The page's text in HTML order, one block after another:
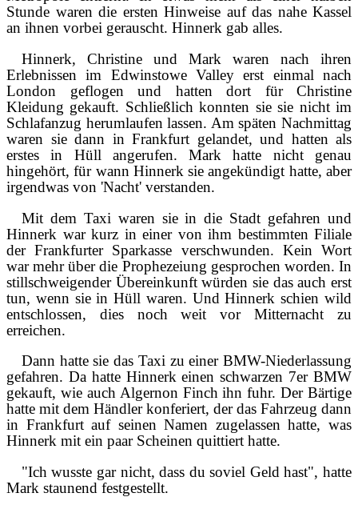
Stunde waren die ersten Hinweise auf das nahe Kassel
an ihnen vorbei gerauscht. Hinnerk gab alles.
Hinnerk, Christine und Mark waren nach ihren
Erlebnissen im Edwinstowe Valley erst einmal nach
London geflogen und hatten dort für Christine
Kleidung gekauft. Schließlich konnten sie sie nicht im
Schlafanzug herumlaufen lassen. Am späten Nachmittag
waren sie dann in Frankfurt gelandet, und hatten als
erstes in Hüll angerufen. Mark hatte nicht genau
hingehört, für wann Hinnerk sie angekündigt hatte, aber
irgendwas von 'Nacht' verstanden.
Mit dem Taxi waren sie in die Stadt gefahren und
Hinnerk war kurz in einer von ihm bestimmten Filiale
der Frankfurter Sparkasse verschwunden. Kein Wort
war mehr über die Prophezeiung gesprochen worden. In
stillschweigender Übereinkunft würden sie das auch erst
tun, wenn sie in Hüll waren. Und Hinnerk schien wild
entschlossen, dies noch weit vor Mitternacht zu
erreichen.
Dann hatte sie das Taxi zu einer BMW-Niederlassung
gefahren. Da hatte Hinnerk einen schwarzen 7er BMW
gekauft, wie auch Algernon Finch ihn fuhr. Der Bärtige
hatte mit dem Händler konferiert, der das Fahrzeug dann
in Frankfurt auf seinen Namen zugelassen hatte, was
Hinnerk mit ein paar Scheinen quittiert hatte.
"Ich wusste gar nicht, dass du soviel Geld hast", hatte
Mark staunend festgestellt.